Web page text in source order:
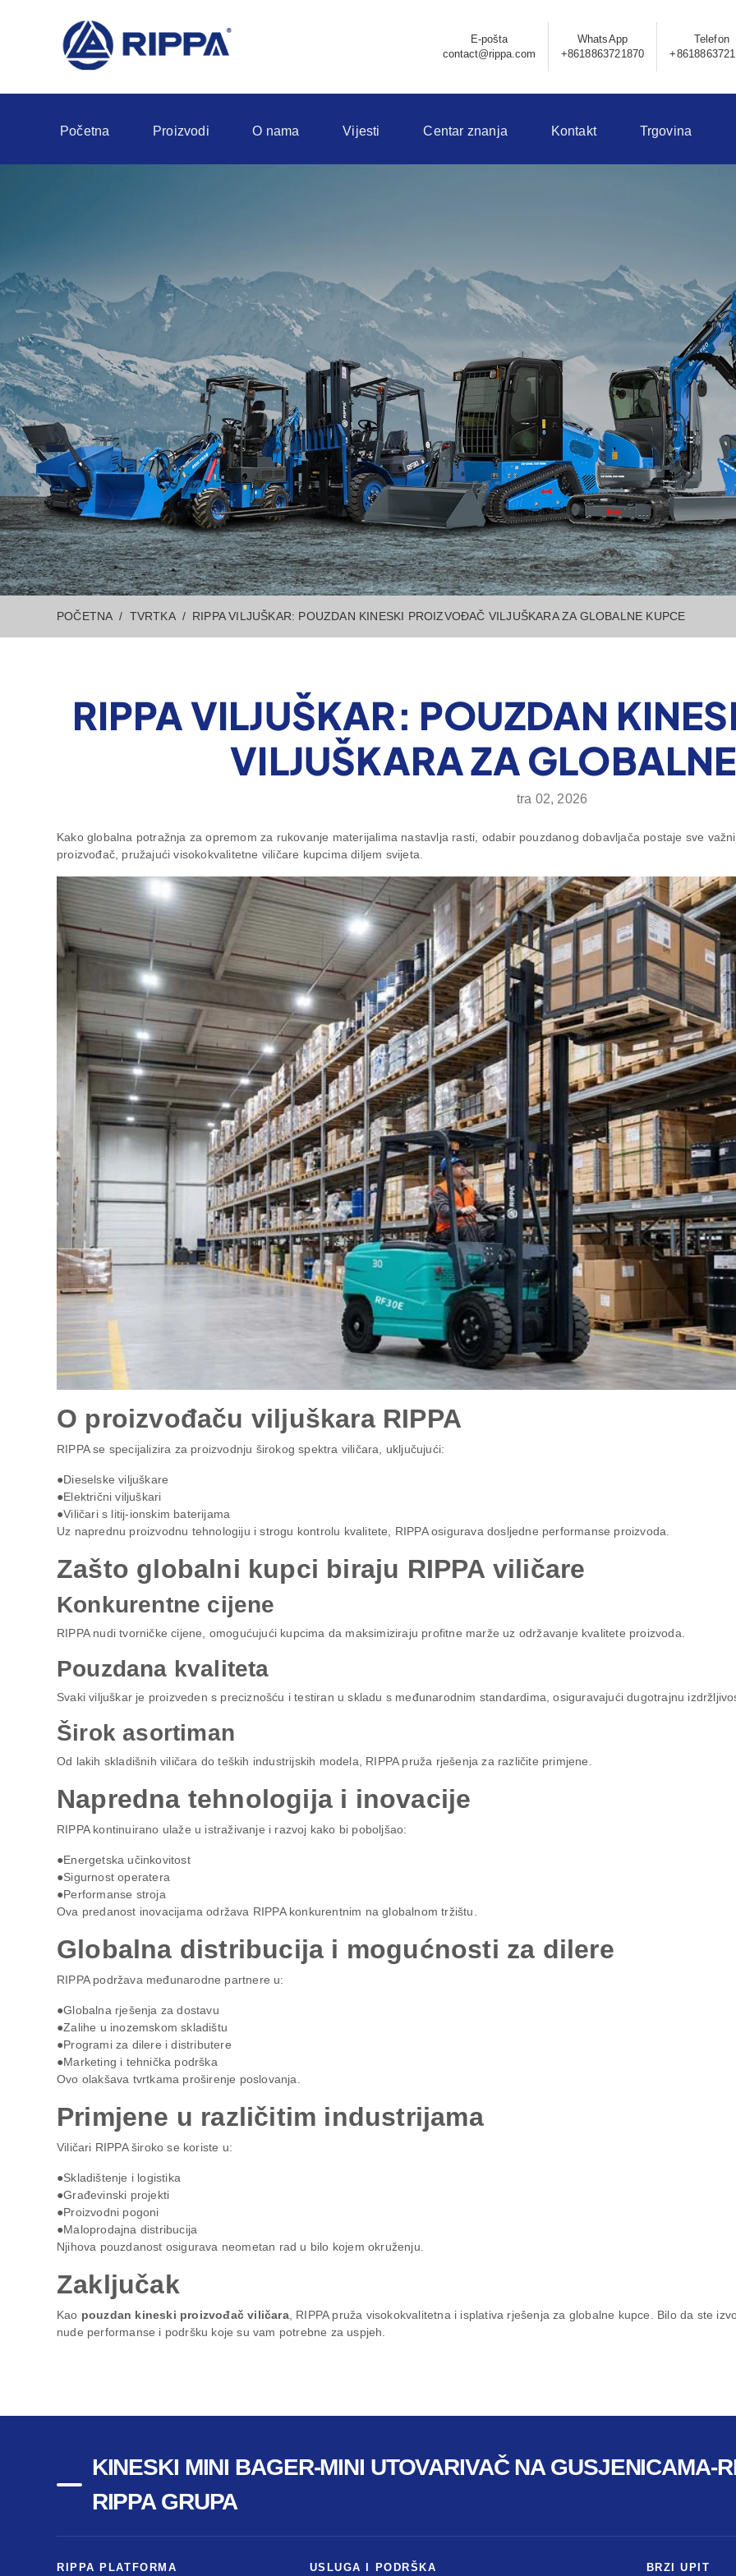
E-pošta
contact@rippa.com
WhatsApp
+8618863721870
Telefon
Početna Proizvodi O nama Vijesti Centar znanja Kontakt Trgovina
POČETNA TVRTKA RIPPA VILJUŠKAR: POUZDAN KINESKI PROIZVOĐAČ VILJUŠKARA ZA GLOBALNE KUPCE
RIPPA VILJUŠKAR: POUZDAN
VILJUŠKARA ZA
tra 02, 2026
Kako globalna potražnja za opremom za rukovanje materijalima nastavlja rasti, odabir pouzdanog dobavljača postaje sve
proizvođač, pružajući visokokvalitetne viličare kupcima diljem svijeta.
O proizvođaču viljuškara RIPPA
RIPPA se specijalizira za proizvodnju širokog spektra viličara, uključujući:
●Dieselske viljuškare
●Električni viljuškari
●Viličari s litij-ionskim baterijama
Uz naprednu proizvodnu tehnologiju i strogu kontrolu kvalitete, RIPPA osigurava dosljedne performanse proizvoda.
Zašto globalni kupci biraju RIPPA viličare
Konkurentne cijene
RIPPA nudi tvorničke cijene, omogućujući kupcima da maksimiziraju profitne marže uz održavanje kvalitete proizvoda.
Pouzdana kvaliteta
Svaki viljuškar je proizveden s preciznošću i testiran u skladu s međunarodnim standardima, osiguravajući dugotrajnu
Širok asortiman
Od lakih skladišnih viličara do teških industrijskih modela, RIPPA pruža rješenja za različite primjene.
Napredna tehnologija i inovacije
RIPPA kontinuirano ulaže u istraživanje i razvoj kako bi poboljšao:
●Energetska učinkovitost
●Sigurnost operatera
●Performanse stroja
Ova predanost inovacijama održava RIPPA konkurentnim na globalnom tržištu.
Globalna distribucija i mogućnosti za dilere
RIPPA podržava međunarodne partnere u:
●Globalna rješenja za dostavu
●Zalihe u inozemskom skladištu
●Programi za dilere i distributere
●Marketing i tehnička podrška
Ovo olakšava tvrtkama proširenje poslovanja.
Primjene u različitim industrijama
Viličari RIPPA široko se koriste u:
●Skladištenje i logistika
●Građevinski projekti
●Proizvodni pogoni
●Maloprodajna distribucija
Njihova pouzdanost osigurava neometan rad u bilo kojem okruženju.
Zaključak
Kao pouzdan kineski proizvođač viličara, RIPPA pruža visokokvalitetna i isplativa rješenja za globalne kupce. Bilo da ste
nude performanse i podršku koje su vam potrebne za uspjeh.
KINESKI MINI BAGER-MINI UTOVARIVAČ NA GUSJENICAMA-
RIPPA GRUPA
RIPPA PLATFORMA USLUGA I PODRŠKA BRZI UPIT